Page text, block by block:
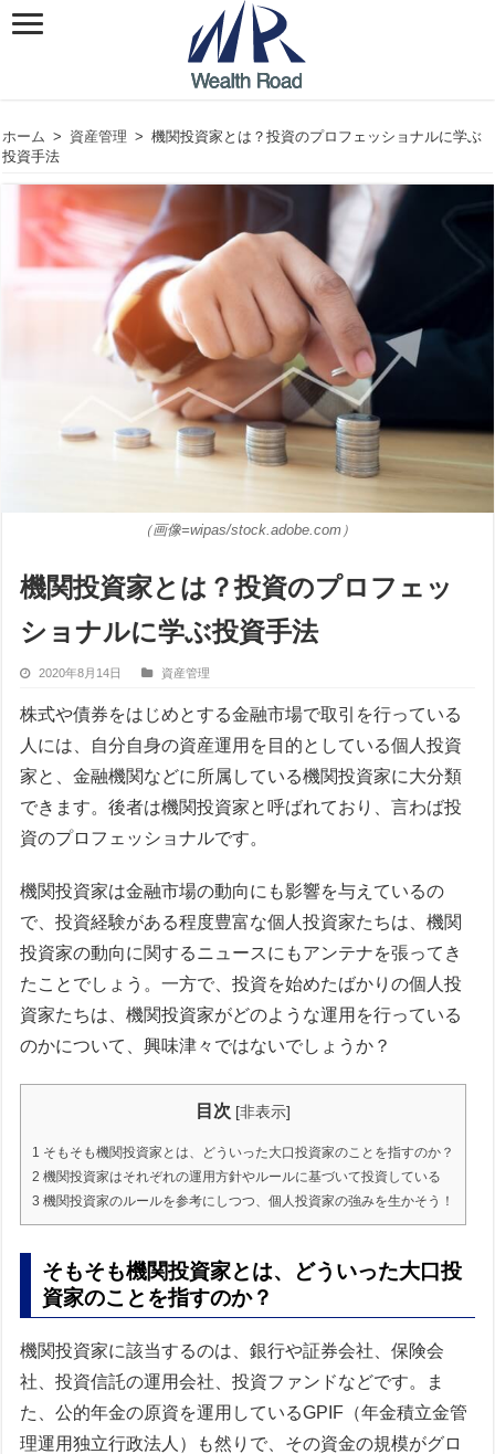
ホーム > 資産管理 > 機関投資家とは？投資のプロフェッショナルに学ぶ
投資手法
（画像=wipas/stock.adobe.com）
機関投資家とは？投資のプロフェッ
ショナルに学ぶ投資手法
2020年8月14日 資産管理
株式や債券をはじめとする金融市場で取引を行っている
人には、自分自身の資産運用を目的としている個人投資
家と、金融機関などに所属している機関投資家に大分類
できます。後者は機関投資家と呼ばれており、言わば投
資のプロフェッショナルです。
機関投資家は金融市場の動向にも影響を与えているの
で、投資経験がある程度豊富な個人投資家たちは、機関
投資家の動向に関するニュースにもアンテナを張ってき
たことでしょう。一方で、投資を始めたばかりの個人投
資家たちは、機関投資家がどのような運用を行っている
のかについて、興味津々ではないでしょうか？
目次 [非表示]
1 そもそも機関投資家とは、どういった大口投資家のことを指すのか？
2 機関投資家はそれぞれの運用方針やルールに基づいて投資している
3 機関投資家のルールを参考にしつつ、個人投資家の強みを生かそう！
そもそも機関投資家とは、どういった大口投
資家のことを指すのか？
機関投資家に該当するのは、銀行や証券会社、保険会
社、投資信託の運用会社、投資ファンドなどです。ま
た、公的年金の原資を運用しているGPIF（年金積立金管
理運用独立行政法人）も然りで、その資金の規模がグロ